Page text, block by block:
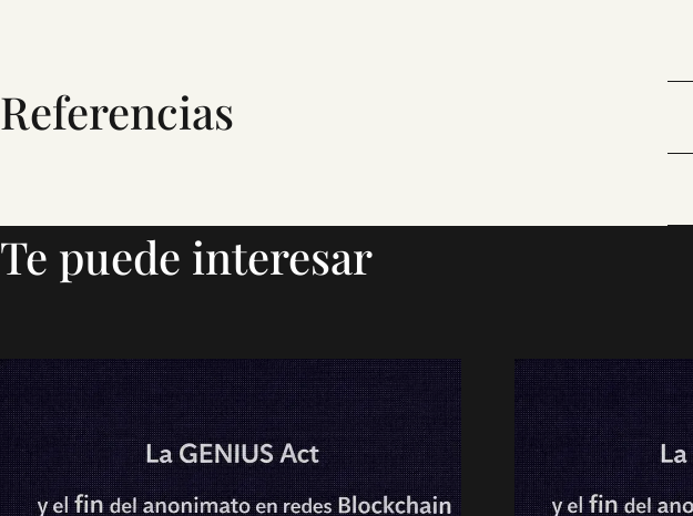
Referencias
Te puede interesar